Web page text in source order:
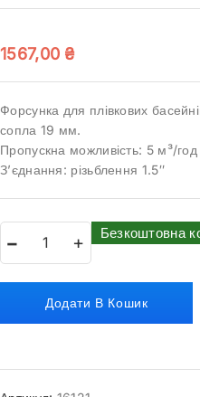
1567,00 ₴
Форсунка для плівкових
сопла 19 мм.
Пропускна можливість: 5 м³/год
З’єднання: різьблення 1.5″
Додати В Кошик
Безкоштовна